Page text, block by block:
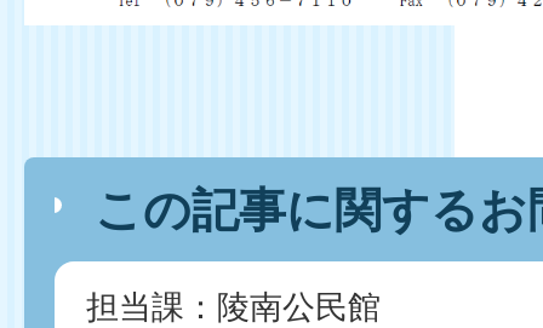
この記事に関する
担当課：陵南公民館